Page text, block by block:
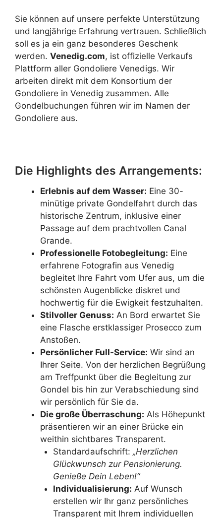
Sie können auf unsere perfekte Unterstützung
und langjährige Erfahrung vertrauen. Schließlich
soll es ja ein ganz besonderes Geschenk
werden. Venedig.com, ist offizielle Verkaufs
Plattform aller Gondoliere Venedigs. Wir
arbeiten direkt mit dem Konsortium der
Gondoliere in Venedig zusammen. Alle
Gondelbuchungen führen wir im Namen der
Gondoliere aus.
Die Highlights des Arrangements:
Erlebnis auf dem Wasser: Eine 30-
minütige private Gondelfahrt durch das
historische Zentrum, inklusive einer
Passage auf dem prachtvollen Canal
Grande.
Professionelle Fotobegleitung: Eine
erfahrene Fotografin aus Venedig
begleitet Ihre Fahrt vom Ufer aus, um die
schönsten Augenblicke diskret und
hochwertig für die Ewigkeit festzuhalten.
Stilvoller Genuss: An Bord erwartet Sie
eine Flasche erstklassiger Prosecco zum
Anstoßen.
Persönlicher Full-Service: Wir sind an
Ihrer Seite. Von der herzlichen Begrüßung
am Treffpunkt über die Begleitung zur
Gondel bis hin zur Verabschiedung sind
wir persönlich für Sie da.
Die große Überraschung: Als Höhepunkt
präsentieren wir an einer Brücke ein
weithin sichtbares Transparent.
Standardaufschrift: „Herzlichen
Glückwunsch zur Pensionierung.
Genieße Dein Leben!“
Individualisierung: Auf Wunsch
erstellen wir Ihr ganz persönliches
Transparent mit Ihrem individuellen